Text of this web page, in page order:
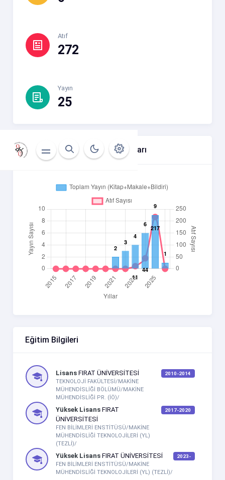
Atıf
272
Yayın
25
Yıllara Göre Atıf Ve Yayın Sayıları
Eğitim Bilgileri
LisansFIRAT ÜNİVERSİTESİ
TEKNOLOJİ FAKÜLTESİ/MAKİNE
MÜHENDİSLİĞİ BÖLÜMÜ/MAKİNE
MÜHENDİSLİĞİ PR. (İÖ)/
2010-2014
Yüksek LisansFIRAT
ÜNİVERSİTESİ
FEN BİLİMLERİ ENSTİTÜSÜ/MAKİNE
MÜHENDİSLİĞİ TEKNOLOJİLERİ (YL)
(TEZLİ)/
2017-2020
Yüksek LisansFIRAT ÜNİVERSİTESİ
FEN BİLİMLERİ ENSTİTÜSÜ/MAKİNE
MÜHENDİSLİĞİ TEKNOLOJİLERİ (YL) (TEZLİ)/
2023-